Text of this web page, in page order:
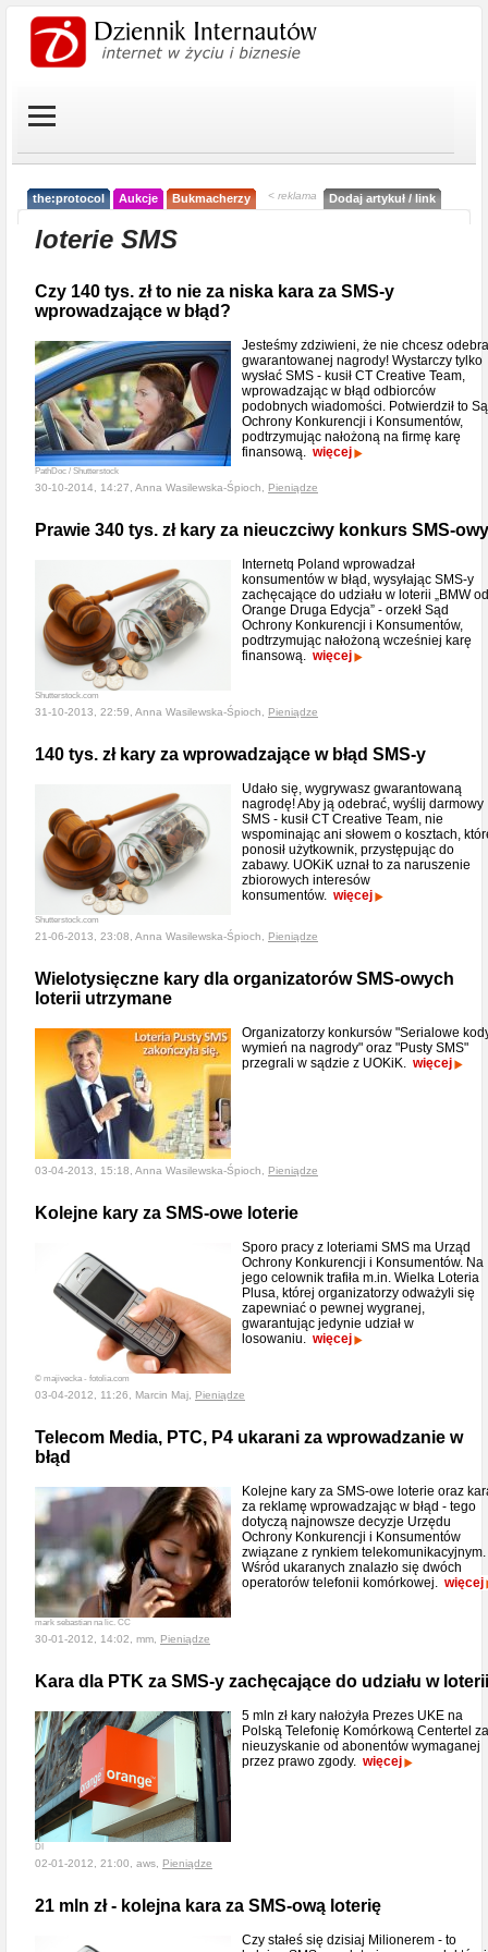
the:protocol Aukcje Bukmacherzy < reklama Dodaj artykuł / link
loterie SMS
Czy 140 tys. zł to nie za niska kara za SMS-y
wprowadzające w błąd?
PathDoc / Shutterstock
Jesteśmy zdziwieni, że nie chcesz
gwarantowanej nagrody! Wystarczy tylko
wysłać SMS - kusił CT Creative Team,
wprowadzając w błąd odbiorców
podobnych wiadomości. Potwierdził to
Ochrony Konkurencji i Konsumentów,
podtrzymując nałożoną na firmę karę
finansową. więcej
30-10-2014, 14:27, Anna Wasilewska-Śpioch, Pieniądze
Prawie 340 tys. zł kary za nieuczciwy konkurs SMS-owy
Shutterstock.com
Internetq Poland wprowadzał
konsumentów w błąd, wysyłając SMS-y
zachęcające do udziału w loterii „BMW od
Orange Druga Edycja” - orzekł Sąd
Ochrony Konkurencji i Konsumentów,
podtrzymując nałożoną wcześniej karę
finansową. więcej
31-10-2013, 22:59, Anna Wasilewska-Śpioch, Pieniądze
140 tys. zł kary za wprowadzające w błąd SMS-y
Shutterstock.com
Udało się, wygrywasz gwarantowaną
nagrodę! Aby ją odebrać, wyślij darmowy
SMS - kusił CT Creative Team, nie
wspominając ani słowem o kosztach,
ponosił użytkownik, przystępując do
zabawy. UOKiK uznał to za naruszenie
zbiorowych interesów
konsumentów. więcej
21-06-2013, 23:08, Anna Wasilewska-Śpioch, Pieniądze
Wielotysięczne kary dla organizatorów SMS-owych
loterii utrzymane
Organizatorzy konkursów "Serialowe
wymień na nagrody" oraz "Pusty SMS"
przegrali w sądzie z UOKiK. więcej
03-04-2013, 15:18, Anna Wasilewska-Śpioch, Pieniądze
Kolejne kary za SMS-owe loterie
© majivecka - fotolia.com
Sporo pracy z loteriami SMS ma Urząd
Ochrony Konkurencji i Konsumentów. Na
jego celownik trafiła m.in. Wielka Loteria
Plusa, której organizatorzy odważyli się
zapewniać o pewnej wygranej,
gwarantując jedynie udział w
losowaniu. więcej
03-04-2012, 11:26, Marcin Maj, Pieniądze
Telecom Media, PTC, P4 ukarani za wprowadzanie w
błąd
mark sebastian na lic. CC
Kolejne kary za SMS-owe loterie oraz
za reklamę wprowadzając w błąd - tego
dotyczą najnowsze decyzje Urzędu
Ochrony Konkurencji i Konsumentów
związane z rynkiem telekomunikacyjnym.
Wśród ukaranych znalazło się dwóch
operatorów telefonii komórkowej. więcej
30-01-2012, 14:02, mm, Pieniądze
Kara dla PTK za SMS-y zachęcające do udziału w loterii
DI
5 mln zł kary nałożyła Prezes UKE na
Polską Telefonię Komórkową Centertel za
nieuzyskanie od abonentów wymaganej
przez prawo zgody. więcej
02-01-2012, 21:00, aws, Pieniądze
21 mln zł - kolejna kara za SMS-ową loterię
Czy stałeś się dzisiaj Milionerem - to